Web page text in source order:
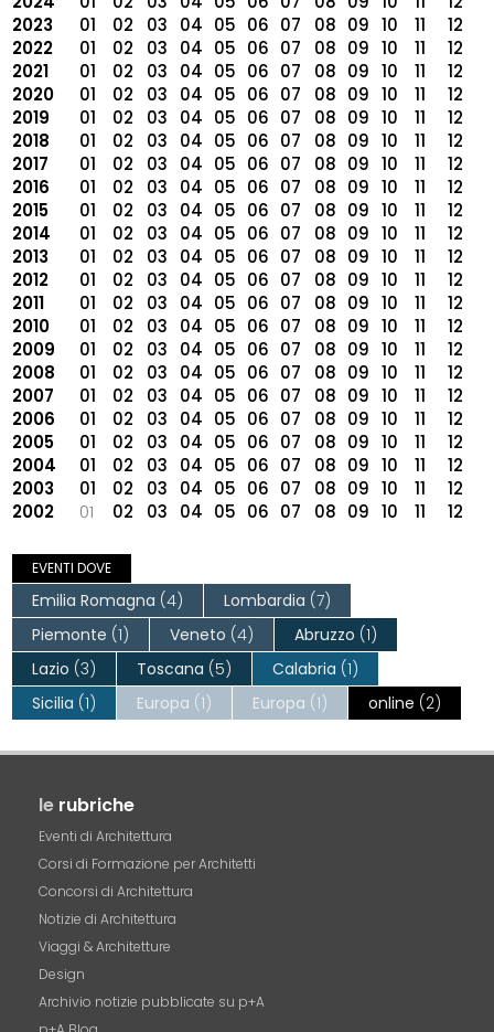
2023
01 02 03 04 05 06 07 08 09 10 11
12
2022
01 02 03 04 05 06 07 08 09 10 11
12
2021
01 02 03 04 05 06 07 08 09 10 11
12
2020
01 02 03 04 05 06 07 08 09 10 11
12
2019
01 02 03 04 05 06 07 08 09 10 11
12
2018
01 02 03 04 05 06 07 08 09 10 11
12
2017
01 02 03 04 05 06 07 08 09 10 11
12
2016
01 02 03 04 05 06 07 08 09 10 11
12
2015
01 02 03 04 05 06 07 08 09 10 11
12
2014
01 02 03 04 05 06 07 08 09 10 11
12
2013
01 02 03 04 05 06 07 08 09 10 11
12
2012
01 02 03 04 05 06 07 08 09 10 11
12
2011
01 02 03 04 05 06 07 08 09 10 11
12
2010
01 02 03 04 05 06 07 08 09 10 11
12
2009
01 02 03 04 05 06 07 08 09 10 11
12
2008
01 02 03 04 05 06 07 08 09 10 11
12
2007
01 02 03 04 05 06 07 08 09 10 11
12
2006
01 02 03 04 05 06 07 08 09 10 11
12
2005
01 02 03 04 05 06 07 08 09 10 11
12
2004
01 02 03 04 05 06 07 08 09 10 11
12
2003
01 02 03 04 05 06 07 08 09 10 11
12
2002
01 02 03 04 05 06 07 08 09 10 11 12
EVENTI DOVE
Emilia Romagna (4) Lombardia (7)
Piemonte (1) Veneto (4) Abruzzo (1)
Lazio (3) Toscana (5) Calabria (1)
Sicilia (1) Europa (1) Europa (1) online (2)
le rubriche
Eventi di Architettura
Corsi di Formazione per Architetti
Concorsi di Architettura
Notizie di Architettura
Viaggi & Architetture
Design
Archivio notizie pubblicate su p+A